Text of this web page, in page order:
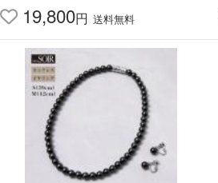
19,800円 送料無料